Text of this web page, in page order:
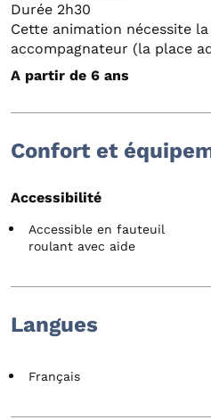
Durée 2h30
Cette animation nécessite
accompagnateur (la place
A partir de 6 ans
Confort et
Accessibilité
Accessible en fauteuil
roulant avec aide
Langues
Français